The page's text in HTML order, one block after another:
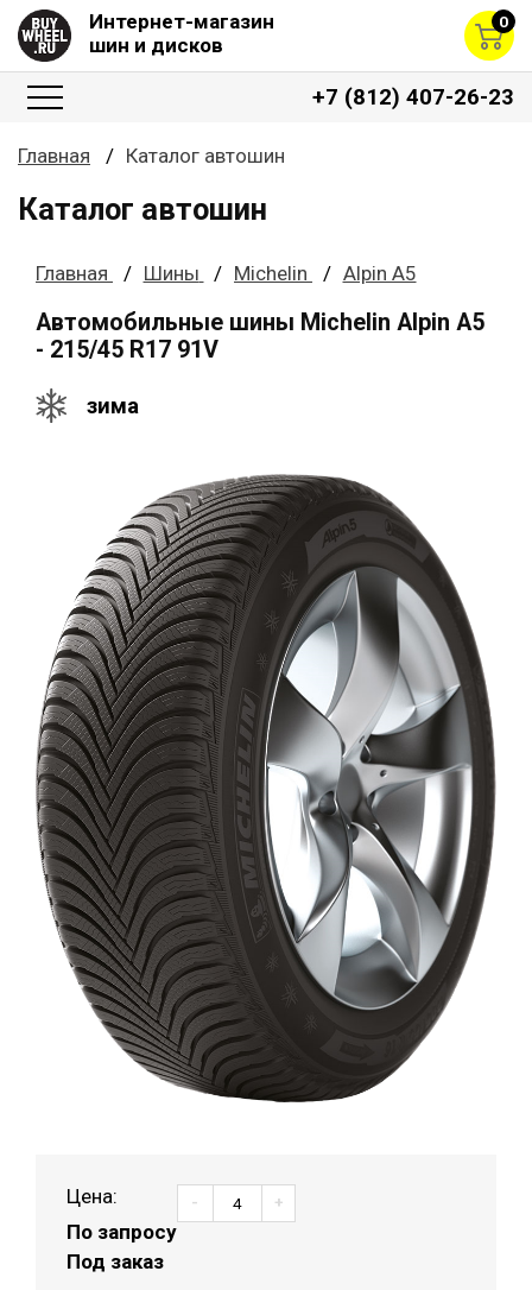
Интернет-магазин
шин и дисков
0
+7 (812) 407-26-23
Главная Каталог автошин
Каталог автошин
Главная Шины Michelin Alpin A5
Автомобильные шины Michelin Alpin A5
- 215/45 R17 91V
зима
Цена:
По запросу
Под заказ
- +